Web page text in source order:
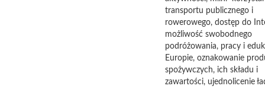
transportu publicznego i
rowerowego, dostęp do
możliwość swobodnego
podróżowania, pracy i
Europie, oznakowanie
spożywczych, ich składu i
zawartości, ujednolicenie